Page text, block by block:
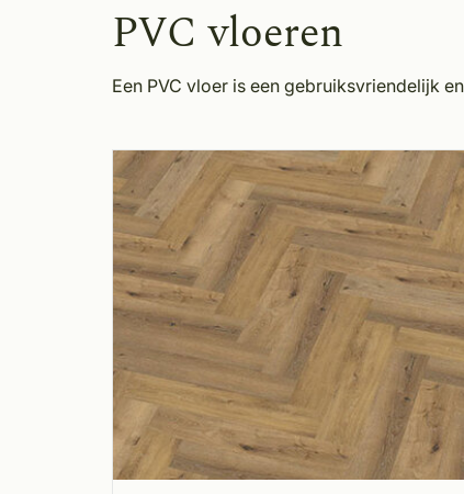
PVC vloeren
Een PVC vloer is een gebruiksvriendelijk